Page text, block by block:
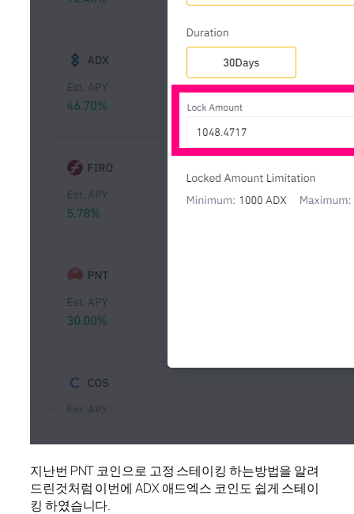
지난번 PNT 코인으로 고정 스테이킹 하는방법을 알려
드린것처럼 이번에 ADX 애드엑스 코인도 쉽게 스테이
킹 하였습니다.